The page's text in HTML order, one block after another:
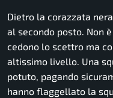
Dietro la corazzata
al secondo posto. Non
cedono lo scettro ma
altissimo livello. Una
potuto, pagando
hanno flaggellato la